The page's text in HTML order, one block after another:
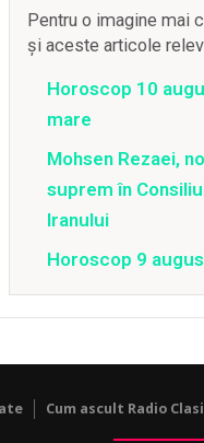
Pentru o imagine mai
și aceste articole
Horoscop 10
mare
Mohsen Rezaei,
suprem în
Iranului
Horoscop 9
Cum ascult Radio